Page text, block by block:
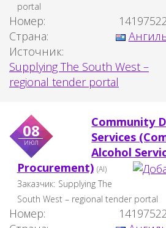
portal
Номер:
Страна:
Источник:
Supplying The South West –
regional tender portal
08
июл
Community
Services
Alcohol
Procurement) (AI)
Заказчик: Supplying The
South West – regional tender portal
Номер: